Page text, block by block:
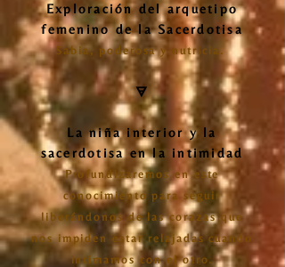
Exploración del arquetipo
femenino de la Sacerdotisa
Sabia, poderosa y nutricia.
🜃
La niña interior y la
sacerdotisa en la intimidad
Profundizaremos en este
conocimiento para seguir
liberándonos de las corazas que
nos impiden estar relajadas cuando
intimamos con el otro.